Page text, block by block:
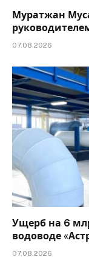
Муратжан
07.08.2026
Ущерб на 6
водоводе
07.08.2026